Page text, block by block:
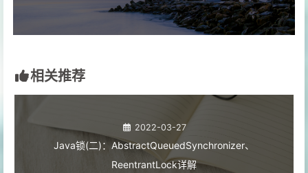
相关推荐
2022-03-27
Java锁(二)：AbstractQueuedSynchronizer、
ReentrantLock详解